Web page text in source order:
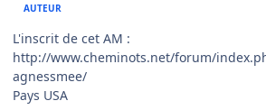
AUTEUR
L'inscrit de cet AM :
http://www.cheminots.net/forum/
agnessmee/
Pays USA